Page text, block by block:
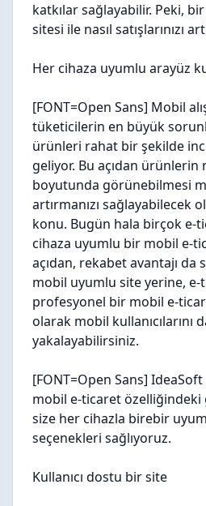
katkılar sağlayabilir. Peki,
sitesi ile nasıl satışlarınızı
Her cihaza uyumlu arayüz
[FONT=Open Sans] Mobil
tüketicilerin en büyük
ürünleri rahat bir şekilde
geliyor. Bu açıdan
boyutunda görünebilmesi
artırmanızı sağlayabilecek
konu. Bugün hala birçok e-
cihaza uyumlu bir mobil e-
açıdan, rekabet avantajı da
mobil uyumlu site yerine,
profesyonel bir mobil e-
olarak mobil kullanıcılarını
yakalayabilirsiniz.
[FONT=Open Sans]
mobil e-ticaret özelliğindeki
size her cihazla birebir
seçenekleri sağlıyoruz.
Kullanıcı dostu bir site